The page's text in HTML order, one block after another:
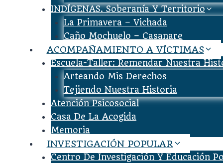
INDÍGENAS. Soberanía Y Territorio
La Primavera – Vichada
Caño Mochuelo – Casanare
ACOMPAÑAMIENTO A VÍCTIMAS
Escuela-Taller: Remendar Nuestra
Arteando Mis Derechos
Tejiendo Nuestra Historia
Atención Psicosocial
Casa De La Acogida
Memoria
INVESTIGACIÓN POPULAR
Centro De Investigación Y Educación